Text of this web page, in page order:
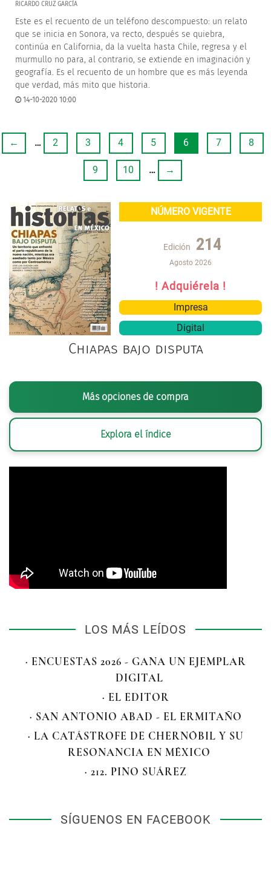
RICARDO CRUZ GARCÍA
Este es el recuento de un teléfono descompuesto: un relato
que se inicia en Sonora, va recto, después se quiebra,
continúa en California, da la vuelta hasta Chile, regresa y el
murmullo no para, al contrario, se extiende en imaginación y
geografía. Es el recuento de un hombre que es más leyenda
que verdad, más mito que historia.
14-10-2020 10:00
← … 2 3 4 5 6 7 8
9 10 … →
NÚMERO VIGENTE
Edición 214
Agosto 2026
! Adquiérela !
Impresa
Digital
Chiapas bajo disputa
Más opciones de compra
Explora el índice
LOS MÁS LEÍDOS
· ENCUESTAS 2026 - GANA UN EJEMPLAR
DIGITAL
· EL EDITOR
· SAN ANTONIO ABAD - EL ERMITAÑO
· LA CATÁSTROFE DE CHERNÓBIL Y SU
RESONANCIA EN MÉXICO
· 212. PINO SUÁREZ
SÍGUENOS EN FACEBOOK